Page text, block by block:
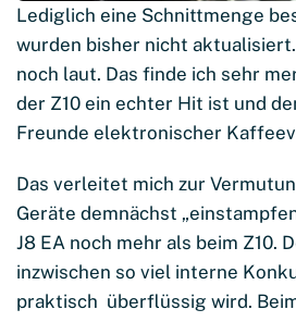
Lediglich eine Schnittmenge
wurden bisher nicht
noch laut. Das finde ich sehr
der Z10 ein echter Hit ist und
Freunde elektronischer
Das verleitet mich zur
Geräte demnächst
J8 EA noch mehr als beim Z10.
inzwischen so viel interne
praktisch überflüssig wird.